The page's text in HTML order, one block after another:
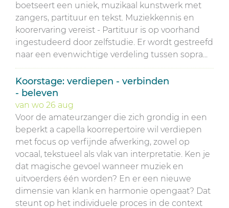
boetseert een uniek, muzikaal kunstwerk met
zangers, partituur en tekst. Muziekkennis en
koorervaring vereist - Partituur is op voorhand
ingestudeerd door zelfstudie. Er wordt gestreefd
naar een evenwichtige verdeling tussen sopra...
Koorstage: verdiepen - verbinden
- beleven
van wo 26 aug
Voor de amateurzanger die zich grondig in een
beperkt a capella koorrepertoire wil verdiepen
met focus op verfijnde afwerking, zowel op
vocaal, tekstueel als vlak van interpretatie. Ken je
dat magische gevoel wanneer muziek en
uitvoerders één worden? En er een nieuwe
dimensie van klank en harmonie opengaat? Dat
steunt op het individuele proces in de context